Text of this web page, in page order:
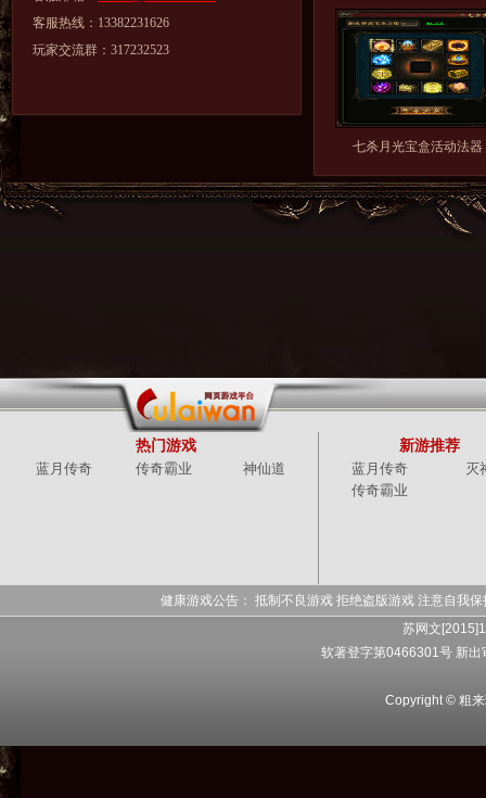
客服热线：13382231626
玩家交流群：317232523
七杀月光宝盒活动法器
热门游戏
蓝月传奇 传奇霸业 神仙道
新游推荐
蓝月传奇
灭
传奇霸业
健康游戏公告： 抵制不良游戏 拒绝盗版游戏 注意自我
苏网文
软著登字第0466301号 新
Copyright © 粗